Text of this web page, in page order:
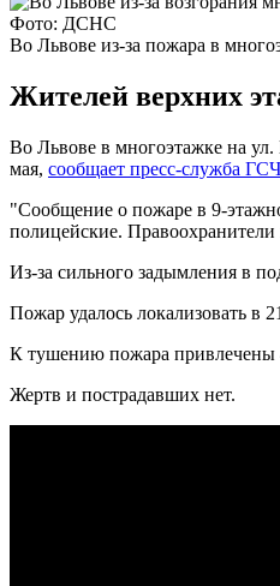
Фото: ДСНС
Во Львове из-за пожара в
Жителей верхних
Во Львове в многоэтажке на
мая, сообщает пресс-служба
"Сообщение о пожаре в 9-
полицейские.
Из-за сильного задымления в
Пожар удалось локализовать в
К тушению пожара привлечены
Жертв и пострадавших нет.